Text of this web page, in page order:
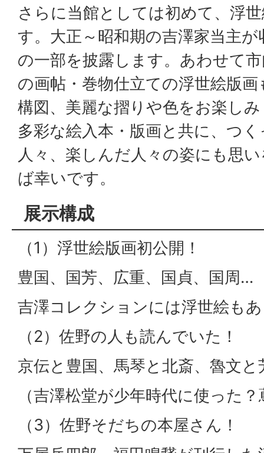
さらに当館としては初めて、浮
す。大正～昭和期の吉澤家当主
の一部を披露します。あわせて
の画帖・巻物仕立ての浮世絵版
構図、美麗な摺りや色をお楽し
多彩な絵入本・版画と共に、つ
人々、楽しんだ人々の姿にも思
ば幸いです。
展示構成
（1）浮世絵版画初公開！
豊国、国芳、広重、国貞、国周…
吉澤コレクションには浮世絵も
（2）佐野の人も読んでいた！
京伝と豊国、馬琴と北斎、魯文
（吉澤松堂が少年時代に使った
（3）佐野そだちの本屋さん！